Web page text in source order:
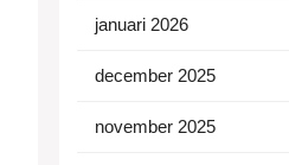
januari 2026
december 2025
november 2025